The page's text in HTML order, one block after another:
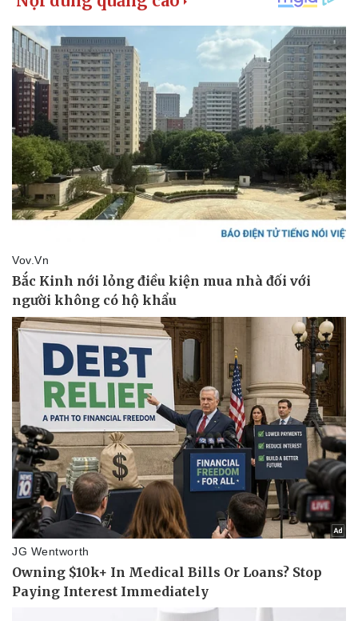
Thể thao
Bóng đá
Lịch thi đấu bóng đá
Thế giới thể thao
eSports
Hậu trường
Ô tô - Xe máy
Ô tô
Xe máy
Tư vấn